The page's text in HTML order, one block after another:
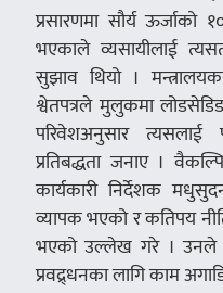
प्रसारणमा सौर्य ऊर्जाको
भएकाले व्यसायीलाई
सुझाव थियो ।
श्वेतपत्रले मुलुकमा
परिवेशअनुसार त्यसलाई
प्रतिबद्धता जनाए ।
कार्यकारी निर्देशक
व्यापक भएको र कतिपय
भएको उल्लेख गरे । उनले
प्रवद्र्धनका लागि काम